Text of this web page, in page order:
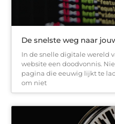
De snelste weg naar
In de snelle digitale wereld
website een doodvonnis.
pagina die eeuwig lijkt te
om niet